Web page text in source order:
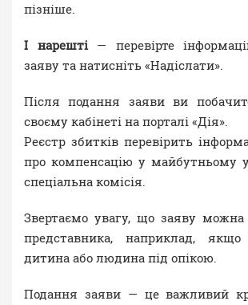
пізніше.
І нарешті— перевірте
заяву та натисніть «Надіслати».
Після подання заяви ви
своєму кабінеті на порталі «Дія».
Реєстр збитків перевірить
про компенсацію у майбутньому
спеціальна комісія.
Звертаємо увагу, що заяву можна
представника, наприклад, якщо
дитина або людина під опікою.
Подання заяви — це важливий